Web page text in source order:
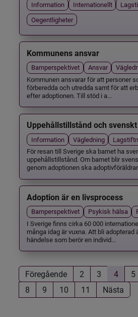
Information Internationellt
Oegentligheter
Kommunens ansvar
Barnperspektivet Ansvar
Kommunen ansvarar för att personer
förberedda och utredda samt för att
efter adoptionen. Till stöd i a...
Uppehållstillstånd och
Information Vägledning
För resan till Sverige ska barnet ha
uppehållstillstånd. Om barnet blir
genom adoptionen ska
Adoption är en livsprocess
Barnperspektivet Psykisk hälsa
I Sverige finns cirka 60 000
många idag är vuxna. Att bli adopterad
händelse som berör en individ...
Föregående 2 3 4 5
8
9 10 11 Nästa